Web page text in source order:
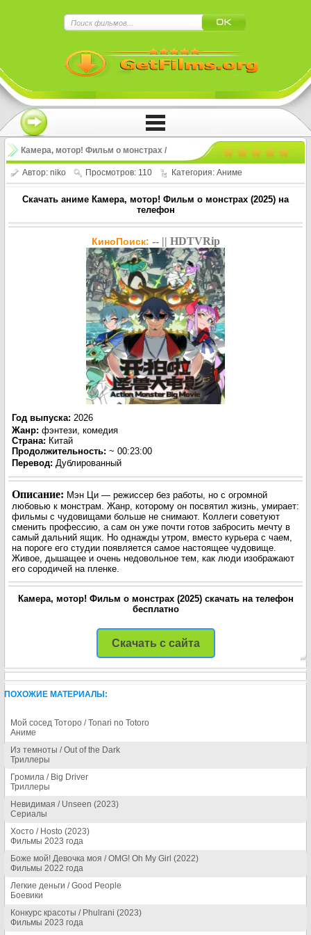
Камера, мотор! Фильм о монстрах /
Kai Pai La! Guaishou Da Dianying (2025)
Автор: niko Просмотров: 110 Категория: Аниме
Скачать аниме Камера, мотор! Фильм о монстрах (2025) на
телефон
КиноПоиск: -- || HDTVRip
Год выпуска: 2026
Жанр: фэнтези, комедия
Страна: Китай
Продолжительность: ~ 00:23:00
Перевод: Дублированный
Описание: Мэн Ци — режиссер без работы, но с огромной
любовью к монстрам. Жанр, которому он посвятил жизнь, умирает:
фильмы с чудовищами больше не снимают. Коллеги советуют
сменить профессию, а сам он уже почти готов забросить мечту в
самый дальний ящик. Но однажды утром, вместо курьера с чаем,
на пороге его студии появляется самое настоящее чудовище.
Живое, дышащее и очень недовольное тем, как люди изображают
его сородичей на пленке.
Камера, мотор! Фильм о монстрах (2025) скачать на телефон
бесплатно
Нажмите на
!!!Если Вы с телефона сперва нажмите на
троеточие в правом верхнем углу!!!
Скачать с сайта
ПОХОЖИЕ МАТЕРИАЛЫ:
Мой сосед Тоторо / Tonari no Totoro
Аниме
Из темноты / Out of the Dark
Триллеры
Громила / Big Driver
Триллеры
Невидимая / Unseen (2023)
Сериалы
Хосто / Hosto (2023)
Фильмы 2023 года
Боже мой! Девочка моя / OMG! Oh My Girl (2022)
Фильмы 2022 года
Легкие деньги / Good People
Боевики
Конкурс красоты / Phulrani (2023)
Фильмы 2023 года